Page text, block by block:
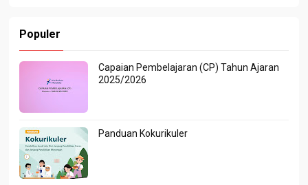
Populer
Capaian Pembelajaran (CP) Tahun Ajaran
2025/2026
Panduan Kokurikuler